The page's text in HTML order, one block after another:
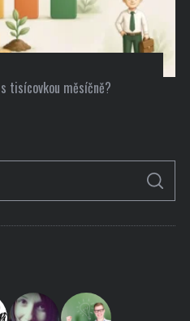
tisícovkou měsíčně?
S
A
C